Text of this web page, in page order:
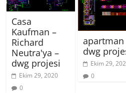
Casa
Kaufman –
Richard
Neutra'ya –
dwg projesi
Ekim 29, 2020
0
apartman
dwg
Ekim 29,
0